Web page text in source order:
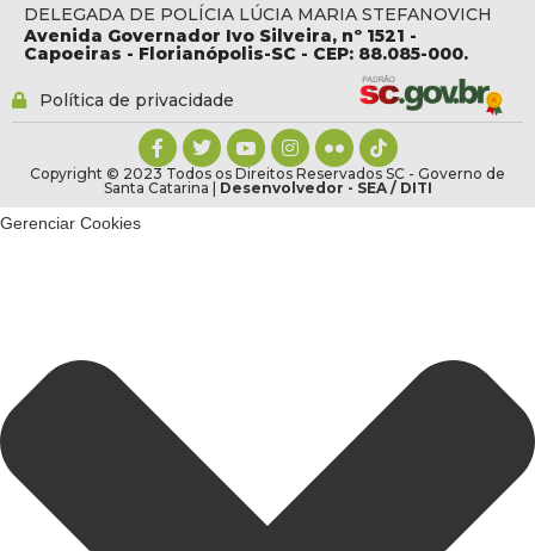
DELEGADA DE POLÍCIA LÚCIA MARIA STEFANOVICH
Avenida Governador Ivo Silveira, nº 1521 -
Capoeiras - Florianópolis-SC - CEP: 88.085-000.
Política de privacidade
Copyright © 2023 Todos os Direitos Reservados SC - Governo de
Santa Catarina | Desenvolvedor - SEA / DITI
Gerenciar Cookies